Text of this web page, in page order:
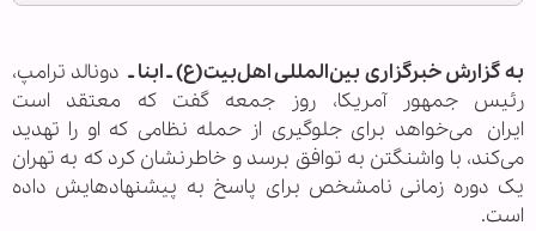
به گزارش خبرگزاری بین‌المللی اهل‌بیت(ع) ـ ابنا ـ دونالد ترامپ،
رئیس جمهور آمریکا، روز جمعه گفت که معتقد است
ایران می‌خواهد برای جلوگیری از حمله نظامی که او را تهدید
می‌کند، با واشنگتن به توافق برسد و خاطرنشان کرد که به تهران
یک دوره زمانی نامشخص برای پاسخ به پیشنهادهایش داده
است.